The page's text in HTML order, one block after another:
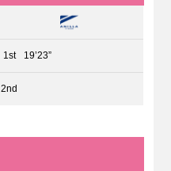
1st 19’23”
2nd